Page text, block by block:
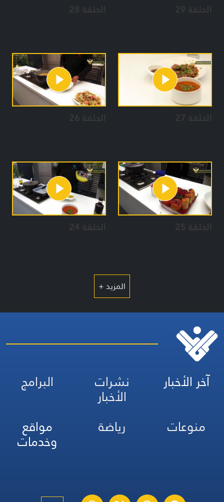
الحلقة 29 الحلقة 28
الحلقة 27 الحلقة 26
الحلقة 25 الحلقة 24
المزيد +
آخر الأخبار نشرات
الأخبار
البرامج
منوعات
رياضة مواقع
وخدمات